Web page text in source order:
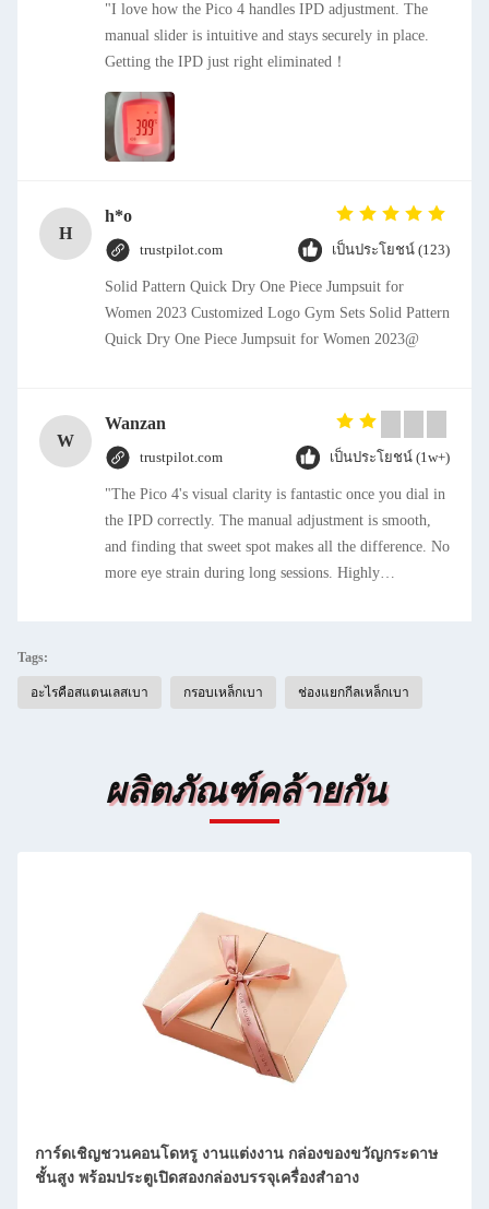
"I love how the Pico 4 handles IPD adjustment. The
manual slider is intuitive and stays securely in place.
Getting the IPD just right eliminated！
H
h*o
trustpilot.com เป็นประโยชน์ (123)
Solid Pattern Quick Dry One Piece Jumpsuit for
Women 2023 Customized Logo Gym Sets Solid Pattern
Quick Dry One Piece Jumpsuit for Women 2023@
W
Wanzan
trustpilot.com เป็นประโยชน์ (1w+)
"The Pico 4's visual clarity is fantastic once you dial in
the IPD correctly. The manual adjustment is smooth,
and finding that sweet spot makes all the difference. No
more eye strain during long sessions. Highly
finding that sweet spot makes all the difference. No
more eye strain during long sessions. Highly
IPD correctly. The manual adjustment is smooth, and
finding that sweet spot makes all the difference. No
IPD correctly. The manual adjustment is smooth, and
finding that sweet spot makes all the difference. No
more eye strain during long sessions. Highly r
Tags:
อะไรคือสแตนเลสเบา กรอบเหล็กเบา ช่องแยกกีลเหล็กเบา
ผลิตภัณฑ์คล้ายกัน
กล่องของขวัญวันเกิดวันวาเลนไทน์ 2023 กล่องของขวัญทรง
หัวใจหรูหรา สําหรับวันวาเลนไทน์